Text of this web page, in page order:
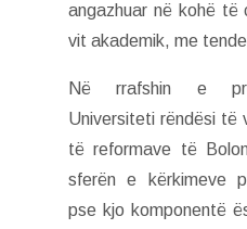
angazhuar në kohë të
vit akademik, me
Në rrafshin e
Universiteti rëndësi të
të reformave të
sferën e kërkimeve
pse kjo komponentë